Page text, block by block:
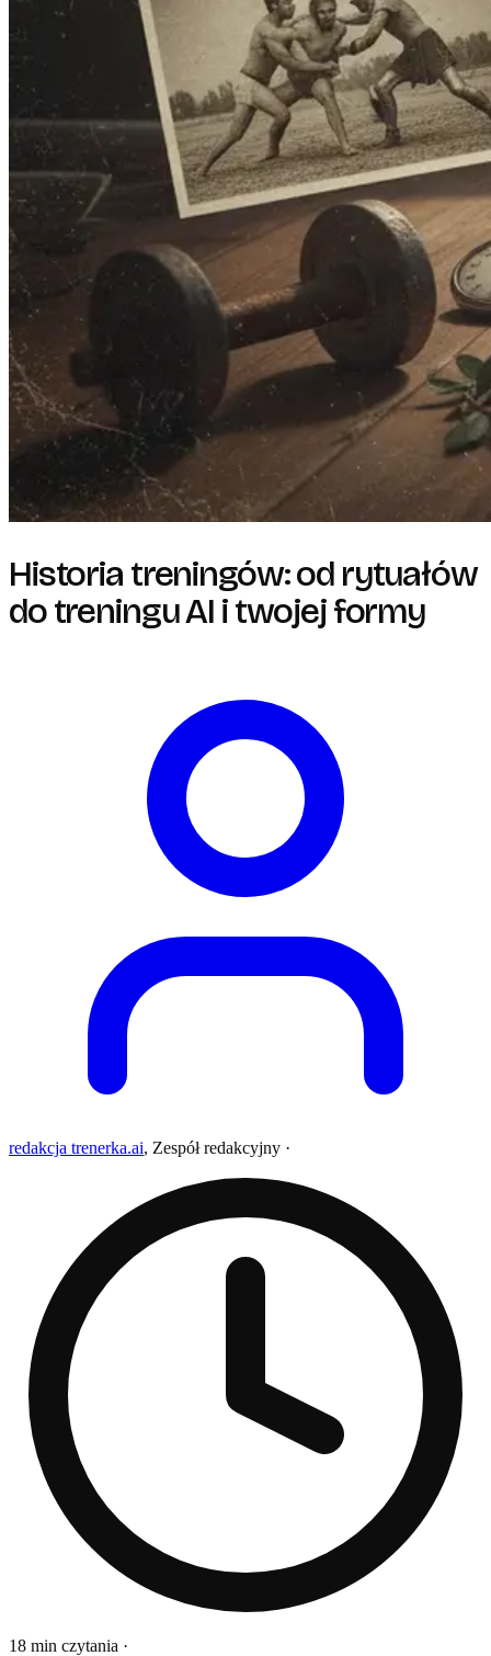
Historia treningów: od rytuałów
do treningu AI i twojej formy
redakcja trenerka.ai, Zespół redakcyjny ·
18 min czytania ·